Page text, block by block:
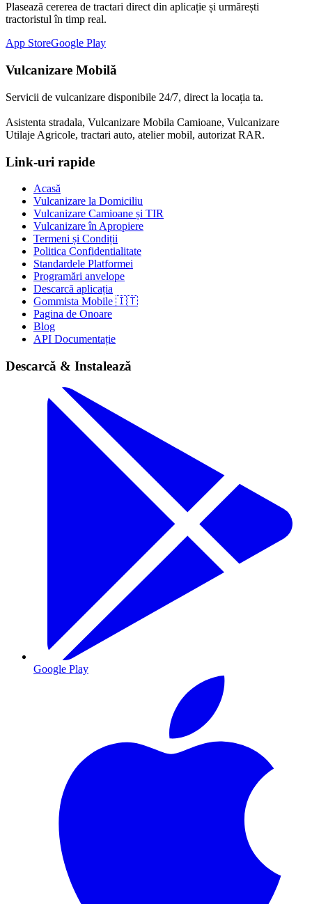
Plasează cererea de tractari direct din aplicație și urmărești
tractoristul în timp real.
App StoreGoogle Play
Vulcanizare Mobilă
Servicii de vulcanizare disponibile 24/7, direct la locația ta.
Asistenta stradala, Vulcanizare Mobila Camioane, Vulcanizare
Utilaje Agricole, tractari auto, atelier mobil, autorizat RAR.
Link-uri rapide
Acasă
Vulcanizare la Domiciliu
Vulcanizare Camioane și TIR
Vulcanizare în Apropiere
Termeni și Condiții
Politica Confidentialitate
Standardele Platformei
Programări anvelope
Descarcă aplicația
Gommista Mobile 🇮🇹
Pagina de Onoare
Blog
API Documentație
Descarcă & Instalează
Google Play